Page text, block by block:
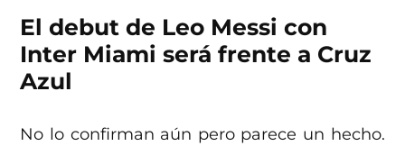
El debut de Leo Messi con
Inter Miami será frente a Cruz
Azul
No lo confirman aún pero parece un hecho.